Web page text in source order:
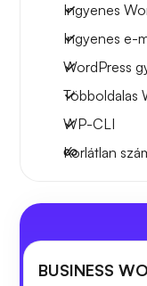
Ingyenes
Ingyenes e-
WordPress
Többoldalas
WP-CLI
Korlátlan
BUSINESS